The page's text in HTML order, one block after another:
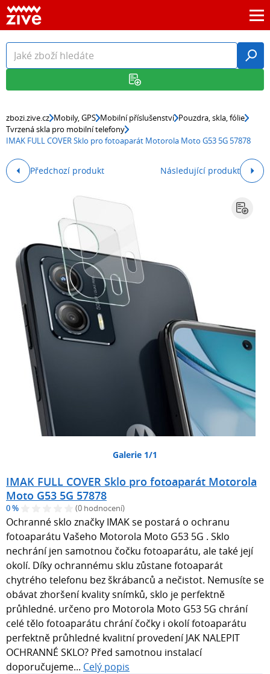
zbozi.zive.cz Mobily, GPS Mobilní příslušenství Pouzdra, skla, fólie
Tvrzená skla pro mobilní telefony
IMAK FULL COVER Sklo pro fotoaparát Motorola Moto G53 5G 57878
Předchozí produkt Následující produkt
Galerie 1/1
IMAK FULL COVER Sklo pro fotoaparát Motorola
Moto G53 5G 57878
0 % (0 hodnocení)
Ochranné sklo značky IMAK se postará o ochranu
fotoaparátu Vašeho Motorola Moto G53 5G . Sklo
nechrání jen samotnou čočku fotoaparátu, ale také její
okolí. Díky ochrannému sklu zůstane fotoaparát
chytrého telefonu bez škrábanců a nečistot. Nemusíte se
obávat zhoršení kvality snímků, sklo je perfektně
průhledné. určeno pro Motorola Moto G53 5G chrání
celé tělo fotoaparátu chrání čočky i okolí fotoaparátu
perfektně průhledné kvalitní provedení JAK NALEPIT
OCHRANNÉ SKLO? Před samotnou instalací
doporučujeme... Celý popis